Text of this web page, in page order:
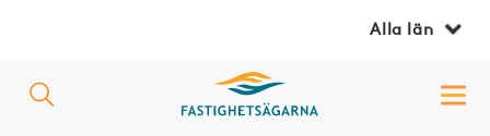
Alla län